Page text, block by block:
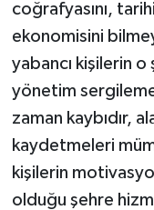
coğrafyasını,
ekonomisini
yabancı kişilerin o
yönetim
zaman kaybıdır,
kaydetmeleri
kişilerin
olduğu şehre